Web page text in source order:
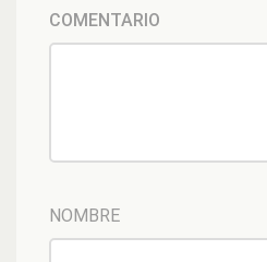
COMENTARIO
NOMBRE